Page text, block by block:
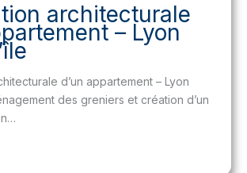
architecturale
– Lyon
d’un appartement – Lyon
des greniers et création d’un